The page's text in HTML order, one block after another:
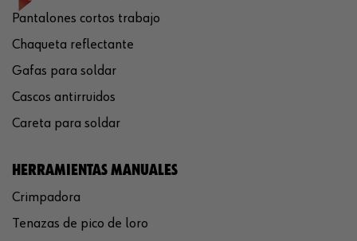
Pantalones cortos trabajo
Chaqueta reflectante
Gafas para soldar
Cascos antirruidos
Careta para soldar
HERRAMIENTAS MANUALES
Crimpadora
Tenazas de pico de loro